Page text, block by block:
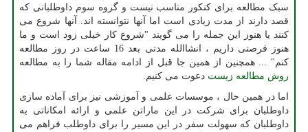
سبک مطالعه برای کنکور مناسب نیست و گروه سوم داوطلبانی که
قصد دارند از مدت زیادی است اما آنها نتوانسته اند. آنها شروع می
کنند یا هنوز این جمله را می گویند "شروع کار خیلی زود است و ما
هنوز فرصتی داریم ، انشاالله مدتی بعد 16 ساعت در روز مطالعه
کنم" ... همچنین از همین جا قبل از ادامه مقاله شما را به مطالعه
روش مطالعه زیست دعوت می کنیم.
اما در همین حال ، موسسات علمی و آموزشی نیز برای آماده سازی
داوطلبان برای شرکت در این ماراتن علمی و ارائه امکاناتی به
داوطلبان که سهولت سفر در این مسیر را برای داوطلب فراهم می